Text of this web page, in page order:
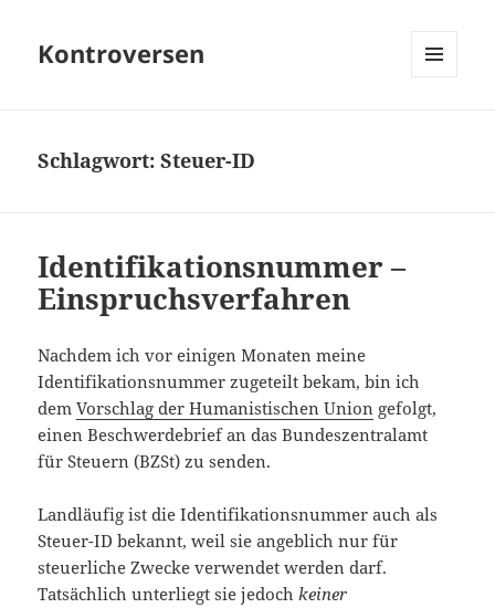
Kontroversen
Schlagwort:Steuer-ID
Identifikationsnummer –
Einspruchsverfahren
Nachdem ich vor einigen Monaten meine
Identifikationsnummer zugeteilt bekam, bin ich
demVorschlag der Humanistischen Union gefolgt,
einen Beschwerdebrief an das Bundeszentralamt
für Steuern (BZSt) zu senden.
Landläufig ist die Identifikationsnummer auch als
Steuer-ID bekannt, weil sie angeblich nur für
steuerliche Zwecke verwendet werden darf.
Tatsächlich unterliegt sie jedochkeiner